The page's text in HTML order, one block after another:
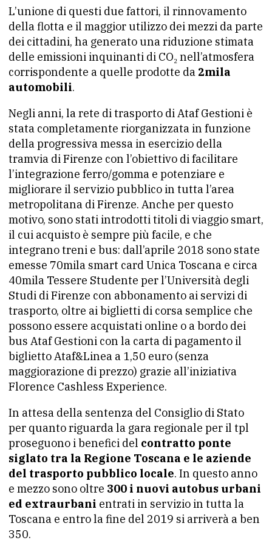
L’unione di questi due fattori, il rinnovamento
della flotta e il maggior utilizzo dei mezzi da parte
dei cittadini, ha generato una riduzione stimata
delle emissioni inquinanti di CO₂ nell’atmosfera
corrispondente a quelle prodotte da 2mila
automobili.
Negli anni, la rete di trasporto di Ataf Gestioni è
stata completamente riorganizzata in funzione
della progressiva messa in esercizio della
tramvia di Firenze con l’obiettivo di facilitare
l’integrazione ferro/gomma e potenziare e
migliorare il servizio pubblico in tutta l’area
metropolitana di Firenze. Anche per questo
motivo, sono stati introdotti titoli di viaggio smart,
il cui acquisto è sempre più facile, e che
integrano treni e bus: dall’aprile 2018 sono state
emesse 70mila smart card Unica Toscana e circa
40mila Tessere Studente per l’Università degli
Studi di Firenze con abbonamento ai servizi di
trasporto, oltre ai biglietti di corsa semplice che
possono essere acquistati online o a bordo dei
bus Ataf Gestioni con la carta di pagamento il
biglietto Ataf&Linea a 1,50 euro (senza
maggiorazione di prezzo) grazie all’iniziativa
Florence Cashless Experience.
In attesa della sentenza del Consiglio di Stato
per quanto riguarda la gara regionale per il tpl
proseguono i benefici del contratto ponte
siglato tra la Regione Toscana e le aziende
del trasporto pubblico locale. In questo anno
e mezzo sono oltre 300 i nuovi autobus urbani
ed extraurbani entrati in servizio in tutta la
Toscana e entro la fine del 2019 si arriverà a ben
350.